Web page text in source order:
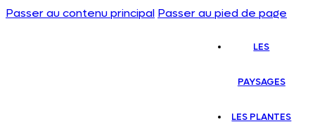
Passer au contenu principal Passer au pied de page
LES
PAYSAGES
LES PLANTES